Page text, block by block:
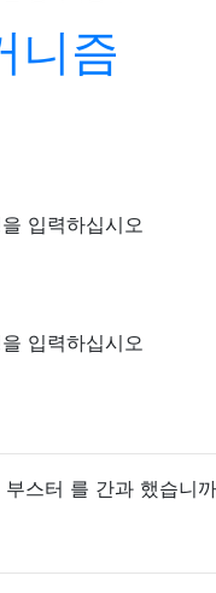
니즘
부스터 를 간과 했습니